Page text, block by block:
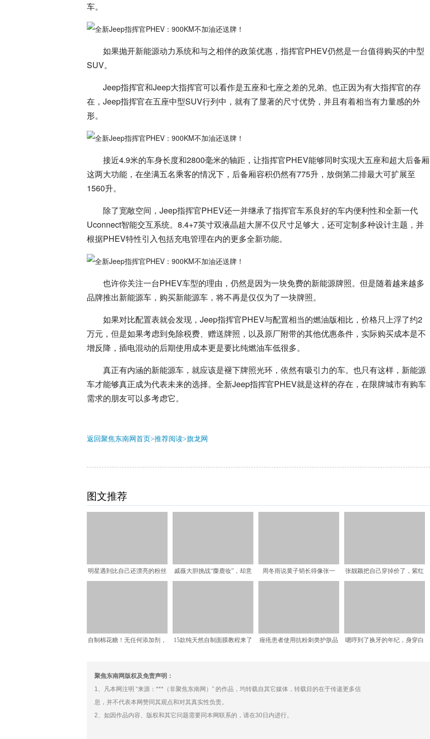
车。
如果抛开新能源动力系统和与之相伴的政策优惠，指挥官PHEV仍然是一台值得购买的中型
SUV。
Jeep指挥官和Jeep大指挥官可以看作是五座和七座之差的兄弟。也正因为有大指挥官的存
在，Jeep指挥官在五座中型SUV行列中，就有了显著的尺寸优势，并且有着相当有力量感的外
形。
接近4.9米的车身长度和2800毫米的轴距，让指挥官PHEV能够同时实现大五座和超大后备厢
这两大功能，在坐满五名乘客的情况下，后备厢容积仍然有775升，放倒第二排最大可扩展至
1560升。
除了宽敞空间，Jeep指挥官PHEV还一并继承了指挥官车系良好的车内便利性和全新一代
Uconnect智能交互系统。8.4+7英寸双液晶超大屏不仅尺寸足够大，还可定制多种设计主题，并
根据PHEV特性引入包括充电管理在内的更多全新功能。
也许你关注一台PHEV车型的理由，仍然是因为一块免费的新能源牌照。但是随着越来越多
品牌推出新能源车，购买新能源车，将不再是仅仅为了一块牌照。
如果对比配置表就会发现，Jeep指挥官PHEV与配置相当的燃油版相比，价格只上浮了约2
万元，但是如果考虑到免除税费、赠送牌照，以及原厂附带的其他优惠条件，实际购买成本是不
增反降，插电混动的后期使用成本更是要比纯燃油车低很多。
真正有内涵的新能源车，就应该是褪下牌照光环，依然有吸引力的车。也只有这样，新能源
车才能够真正成为代表未来的选择。全新Jeep指挥官PHEV就是这样的存在，在限牌城市有购车
需求的朋友可以多考虑它。
返回聚焦东南网首页>推荐阅读>旗龙网
图文推荐
明星遇到比自己还漂亮的粉丝
戚薇大胆挑战“麋鹿妆”，却意
周冬雨说黄子韬长得像张一
张靓颖把自己穿掉价了，紫红
自制棉花糖！无任何添加剂，
15款纯天然自制面膜教程来了
痤疮患者使用抗粉刺类护肤品
嗯哼到了换牙的年纪，身穿白
聚焦东南网版权及免责声明：
1、凡本网注明 “来源：***（非聚焦东南网）” 的作品，均转载自其它媒体，转载目的在于传递更多信
息，并不代表本网赞同其观点和对其真实性负责。
2、如因作品内容、版权和其它问题需要同本网联系的，请在30日内进行。